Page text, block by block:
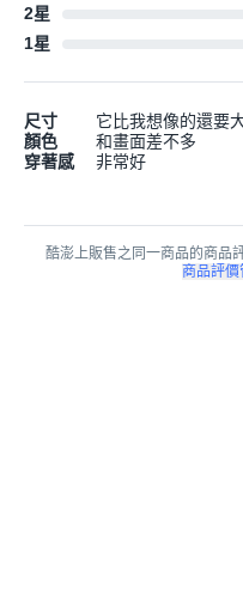
2星
1星
尺寸 它比我想像的還要
顏色
和畫面差不多
穿著感
非常好
酷澎上販售之同一商品的商品
商品評價